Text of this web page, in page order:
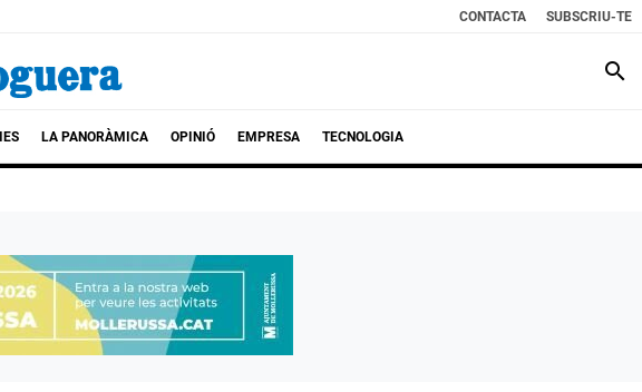
CONTACTA SUBSCRIU-TE
search
LA PANORÀMICA OPINIÓ EMPRESA TECNOLOGIA